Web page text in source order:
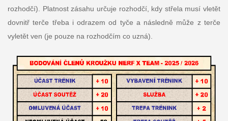
rozhodčí). Platnost zásahu určuje rozhodčí, kdy střela musí vletět
dovnitř terče třeba i odrazem od tyče a následně může z terče
vyletět ven (je pouze na rozhodčím co uzná).